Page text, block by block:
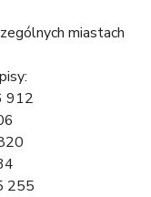
miastach
912
255